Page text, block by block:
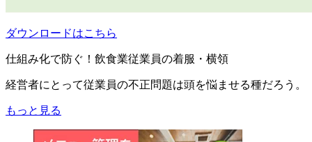
ダウンロードはこちら
仕組み化で防ぐ！飲食業従業員の着服・横領
経営者にとって従業員の不正問題は頭を悩ませる種だろう。
もっと見る